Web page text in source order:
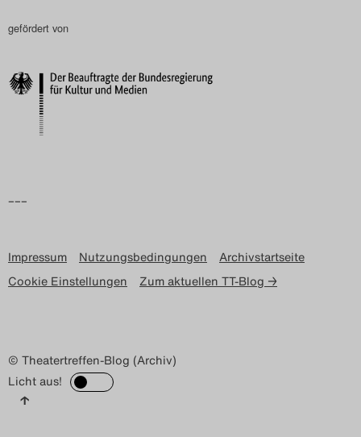
Nutzungsbedingungen
gefördert von
–––
Impressum Nutzungsbedingungen
Archivstartseite
Cookie Einstellungen
Zum aktuellen TT-Blog →
© Theatertreffen-Blog (Archiv)
Licht aus!
↑